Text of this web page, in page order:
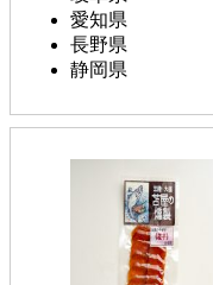
愛知県
長野県
静岡県